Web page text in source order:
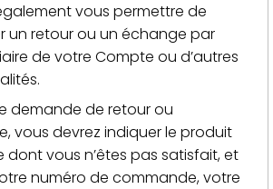
vous permettre de
un retour ou un échange par
de votre Compte ou d’autres
demande de retour ou
vous devrez indiquer le produit
dont vous n’êtes pas satisfait, et
numéro de commande, votre